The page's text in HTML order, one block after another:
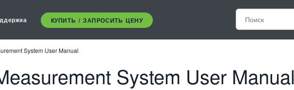
КУПИТЬ / ЗАПРОСИТЬ ЦЕНУ
System User Manual
System User Manual